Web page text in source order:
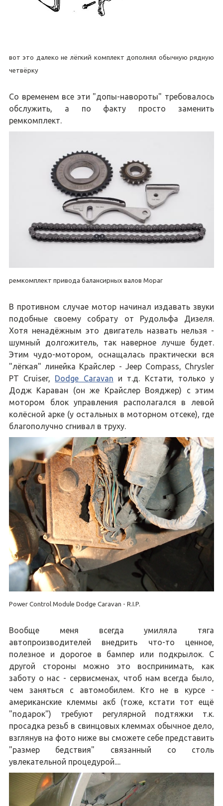
вот это далеко не лёгкий комплект дополнял обычную рядную
четвёрку
Со временем все эти "допы-навороты" требовалось
обслужить, а по факту просто заменить
ремкомплект.
ремкомплект привода балансирных валов Mopar
В противном случае мотор начинал издавать звуки
подобные своему собрату от Рудольфа Дизеля.
Хотя ненадёжным это двигатель назвать нельзя -
шумный долгожитель, так наверное лучше будет.
Этим чудо-мотором, оснащалась практически вся
"лёгкая" линейка Крайслер - Jeep Compass, Chrysler
PT Cruiser, Dodge Caravan и т.д. Кстати, только у
Додж Караван (он же Крайслер Вояджер) с этим
мотором блок управления располагался в левой
колёсной арке (у остальных в моторном отсеке), где
благополучно сгнивал в труху.
Power Control Module Dodge Caravan - R.I.P.
Вообще меня всегда умиляла тяга
автопроизводителей внедрить что-то ценное,
полезное и дорогое в бампер или подкрылок. С
другой стороны можно это воспринимать, как
заботу о нас - сервисменах, чтоб нам всегда было,
чем заняться с автомобилем. Кто не в курсе -
американские клеммы акб (тоже, кстати тот ещё
"подарок") требуют регулярной подтяжки т.к.
просадка резьб в свинцовых клеммах обычное дело,
взглянув на фото ниже вы сможете себе представить
"размер бедствия" связанный со столь
увлекательной процедурой....